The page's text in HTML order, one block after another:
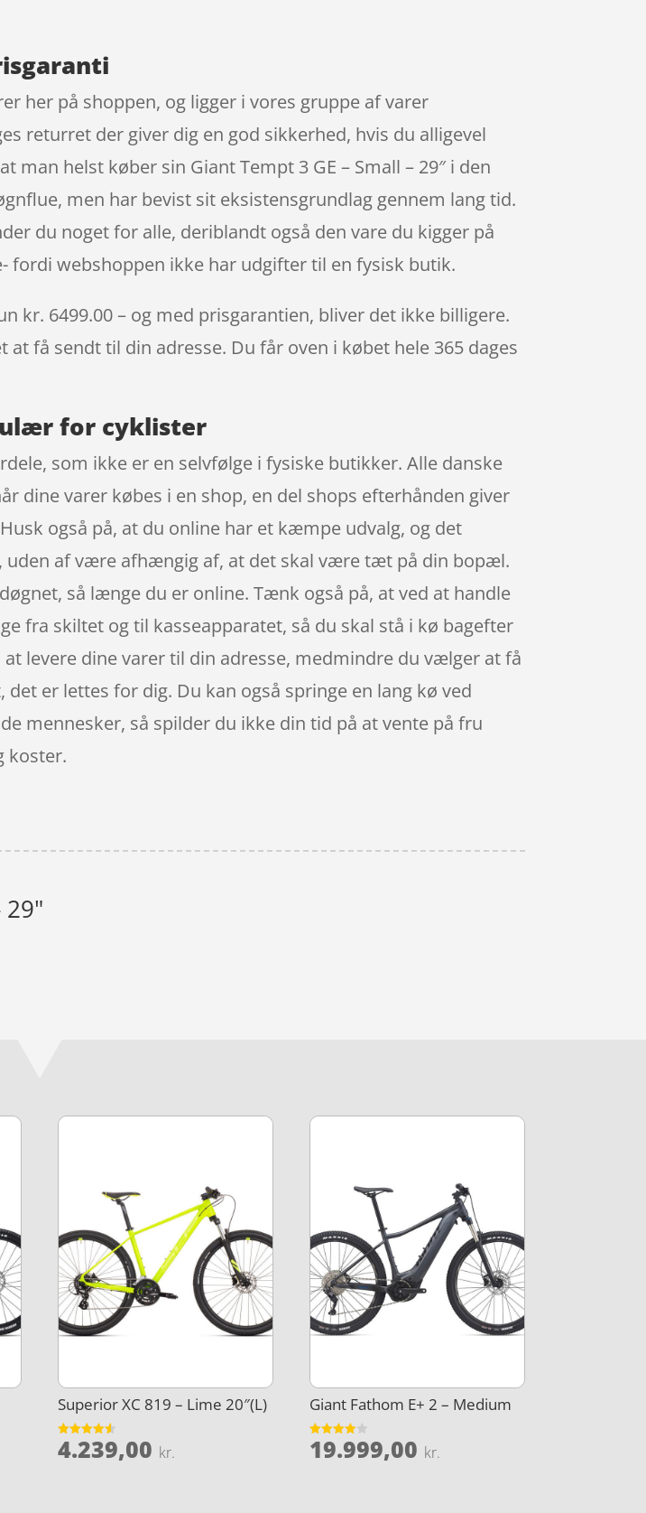
her på shoppen, og ligger i vores gruppe af varer
returret der giver dig en god sikkerhed, hvis du alligevel
helst køber sin Giant Tempt 3 GE – Small – 29″ i den
men har bevist sit eksistensgrundlag gennem lang tid.
du noget for alle, deriblandt også den vare du kigger på
fordi webshoppen ikke har udgifter til en fysisk butik.
kr. 6499.00 – og med prisgarantien, bliver det ikke billigere.
få sendt til din adresse. Du får oven i købet hele 365 dages
for cyklister
som ikke er en selvfølge i fysiske butikker. Alle danske
dine varer købes i en shop, en del shops efterhånden giver
også på, at du online har et kæmpe udvalg, og det
uden af være afhængig af, at det skal være tæt på din bopæl.
så længe du er online. Tænk også på, at ved at handle
fra skiltet og til kasseapparatet, så du skal stå i kø bagefter
levere dine varer til din adresse, medmindre du vælger at få
er lettes for dig. Du kan også springe en lang kø ved
mennesker, så spilder du ikke din tid på at vente på fru
koster.
29"
Superior XC 819 – Lime 20″(L)
Vurderet
4.5
4.239,00 kr.
Giant Fathom E+ 2 – Medium
Vurderet
19.999,00 kr.